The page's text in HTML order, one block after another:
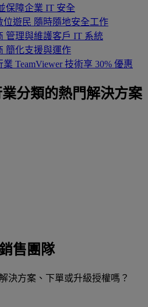
保障企業 IT 安全
位遊民 隨時隨地安全工作
管理與維護客戶 IT 系統
簡化支援與運作
業 TeamViewer 技術享 30% 優惠
分類的熱門解決方案
售團隊
決方案、下單或升級授權嗎？